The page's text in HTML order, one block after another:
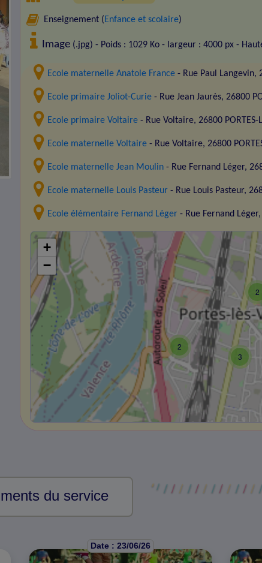
Enseignement (Enfance et scolaire)
Image (.jpg) - Poids : 1029 Ko - largeur : 4000 px -
Ecole maternelle Anatole France - Rue Paul Langevin,
Ecole primaire Joliot-Curie - Rue Jean Jaurès, 26800
Ecole primaire Voltaire - Rue Voltaire, 26800 PORTES-
Ecole maternelle Voltaire - Rue Voltaire, 26800
Ecole maternelle Jean Moulin - Rue Fernand Léger,
Ecole maternelle Louis Pasteur - Rue Louis Pasteur,
Ecole élémentaire Fernand Léger - Rue Fernand Léger,
2
2
3
+
−
du service
Date : 23/06/26